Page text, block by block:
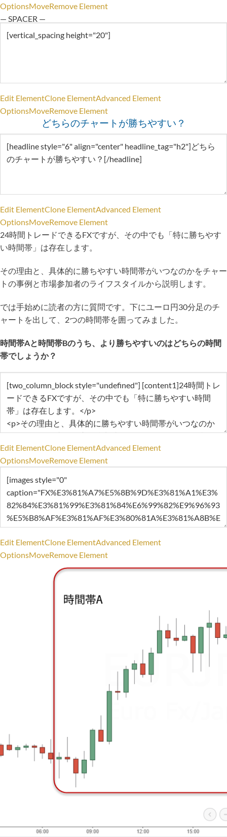
OptionsMoveRemove Element
— SPACER —
Edit ElementClone ElementAdvanced Element
OptionsMoveRemove Element
どちらのチャートが勝ちやすい？
Edit ElementClone ElementAdvanced Element
OptionsMoveRemove Element
24時間トレードできるFXですが、その中でも「特に勝ちやす
い時間帯」は存在します。
その理由と、具体的に勝ちやすい時間帯がいつなのかをチャー
トの事例と市場参加者のライフスタイルから説明します。
では手始めに読者の方に質問です。下にユーロ円30分足のチ
ャートを出して、2つの時間帯を囲ってみました。
時間帯Aと時間帯Bのうち、より勝ちやすいのはどちらの時間
帯でしょうか？
Edit ElementClone ElementAdvanced Element
OptionsMoveRemove Element
Edit ElementClone ElementAdvanced Element
OptionsMoveRemove Element